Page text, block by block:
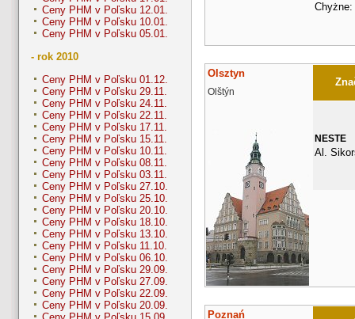
Ceny PHM v Poľsku 12.01.
Ceny PHM v Poľsku 10.01.
Ceny PHM v Poľsku 05.01.
- rok 2010
Ceny PHM v Poľsku 01.12.
Ceny PHM v Poľsku 29.11.
Ceny PHM v Poľsku 24.11.
Ceny PHM v Poľsku 22.11.
Ceny PHM v Poľsku 17.11.
Ceny PHM v Poľsku 15.11.
Ceny PHM v Poľsku 10.11.
Ceny PHM v Poľsku 08.11.
Ceny PHM v Poľsku 03.11.
Ceny PHM v Poľsku 27.10.
Ceny PHM v Poľsku 25.10.
Ceny PHM v Poľsku 20.10.
Ceny PHM v Poľsku 18.10.
Ceny PHM v Poľsku 13.10.
Ceny PHM v Poľsku 11.10.
Ceny PHM v Poľsku 06.10.
Ceny PHM v Poľsku 29.09.
Ceny PHM v Poľsku 27.09.
Ceny PHM v Poľsku 22.09.
Ceny PHM v Poľsku 20.09.
Chyżne:
Olsztyn
Olštýn
NESTE
Al.
Poznań